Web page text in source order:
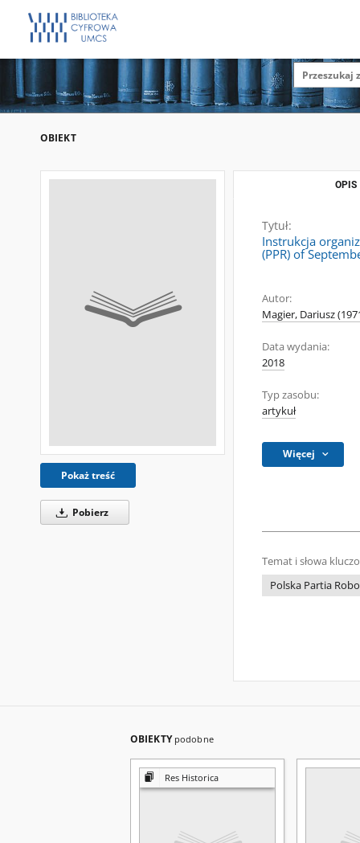
OBIEKT
Pokaż treść
Pobierz
OPIS
Tytuł:
Instrukcja
(PPR) of
Autor:
Magier, Dariusz
Data wydania:
2018
Typ zasobu:
artykuł
Więcej
Temat i słowa
Polska Partia
OBIEKTY podobne
Res Historica